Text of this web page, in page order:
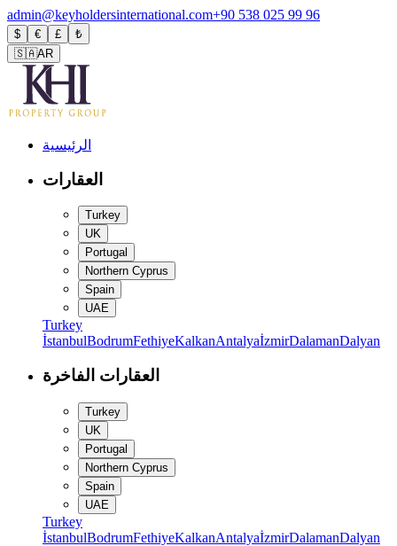
admin@keyholdersinternational.com+90 538 025 99 96
$ € £
₺
🇸🇦AR
الرئيسية
العقارات
Turkey
UK
Portugal
Northern Cyprus
Spain
UAE
Turkey
İstanbulBodrumFethiyeKalkanAntalyaİzmirDalamanDalyan
العقارات الفاخرة
Turkey
UK
Portugal
Northern Cyprus
Spain
UAE
Turkey
İstanbulBodrumFethiyeKalkanAntalyaİzmirDalamanDalyan